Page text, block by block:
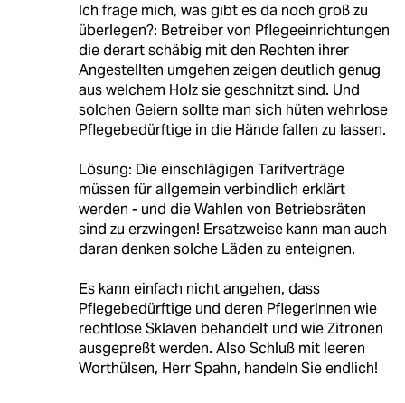
Ich frage mich, was gibt es da noch groß zu
überlegen?: Betreiber von Pflegeeinrichtungen
die derart schäbig mit den Rechten ihrer
Angestellten umgehen zeigen deutlich genug
aus welchem Holz sie geschnitzt sind. Und
solchen Geiern sollte man sich hüten wehrlose
Pflegebedürftige in die Hände fallen zu lassen.
Lösung: Die einschlägigen Tarifverträge
müssen für allgemein verbindlich erklärt
werden - und die Wahlen von Betriebsräten
sind zu erzwingen! Ersatzweise kann man auch
daran denken solche Läden zu enteignen.
Es kann einfach nicht angehen, dass
Pflegebedürftige und deren PflegerInnen wie
rechtlose Sklaven behandelt und wie Zitronen
ausgepreßt werden. Also Schluß mit leeren
Worthülsen, Herr Spahn, handeln Sie endlich!